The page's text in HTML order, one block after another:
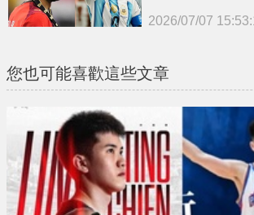
2026/07/07
您也可能喜歡這些文章